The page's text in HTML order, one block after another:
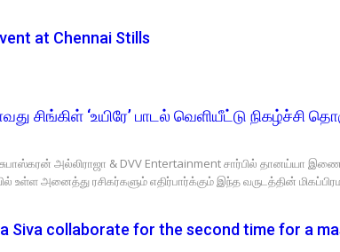
at Chennai Stills
சிங்கிள் ‘உயிரே’ பாடல் வெளியீட்டு நிகழ்ச்சி
அல்லிராஜா & DVV Entertainment சார்பில் தானய்யா
உள்ள அனைத்து ரசிகர்களும் எதிர்பார்க்கும் இந்த வருடத்தின்
Siva collaborate for the second time for a